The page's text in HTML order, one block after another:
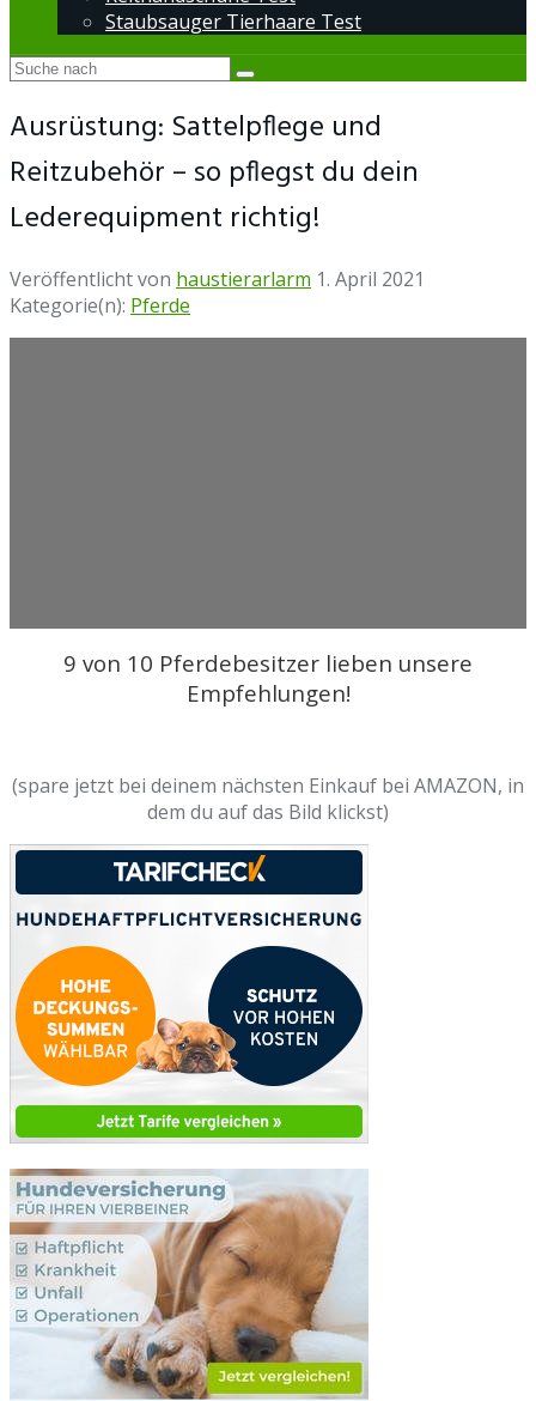
Staubsauger Tierhaare Test
Ausrüstung: Sattelpflege und
Reitzubehör – so pflegst du dein
Lederequipment richtig!
Veröffentlicht von haustierarlarm 1. April 2021
Kategorie(n): Pferde
9 von 10 Pferdebesitzer lieben unsere
Empfehlungen!
(spare jetzt bei deinem nächsten Einkauf bei AMAZON, in
dem du auf das Bild klickst)